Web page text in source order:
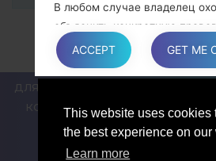
This website uses cookies
the best experience on our
Learn more
ДЛЯ БЛОГЕРОВ И ПИСАТЕЛЕЙ
КОНТАКТЫ
ПОЛИТИКА
УСЛОВИЯ
В любом случае владелец
объяснить конкретную
которая применяется к
частности, является ли
необходимым для
ACCEPT GET ME